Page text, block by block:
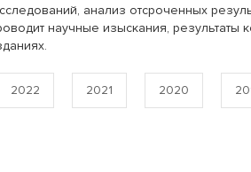
анализ отсроченных
научные изыскания, результаты
2022 2021 2020